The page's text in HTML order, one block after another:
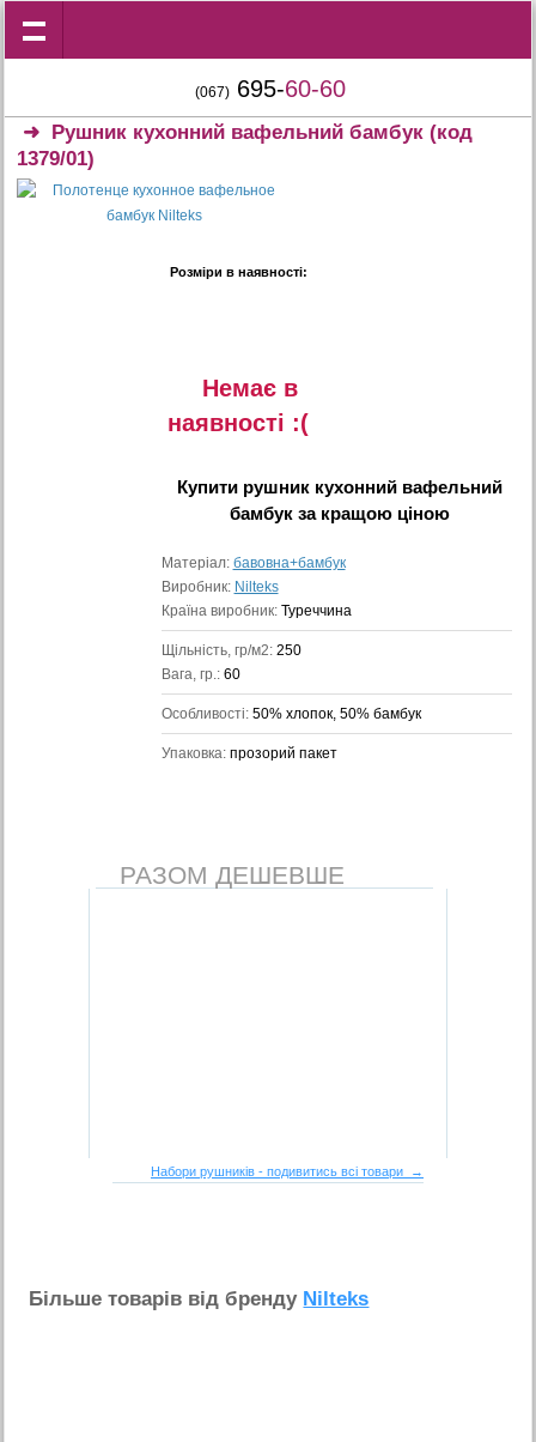
(067) 695-60-60
➜ Рушник кухонний вафельний бамбук (код
1379/01)
Розміри в наявності:
Немає в
наявностi :(
Купити рушник кухонний вафельний
бамбукза кращою ціною
Матеріал: бавовна+бамбук
Виробник: Nilteks
Країна виробник: Туреччина
Щільність, гр/м2: 250
Вага, гр.: 60
Особливості: 50% хлопок, 50% бамбук
Упаковка: прозорий пакет
РАЗОМ ДЕШЕВШЕ
Набори рушників - подивитись всі товари →
Бiльше товарiв вiд бренду Nilteks